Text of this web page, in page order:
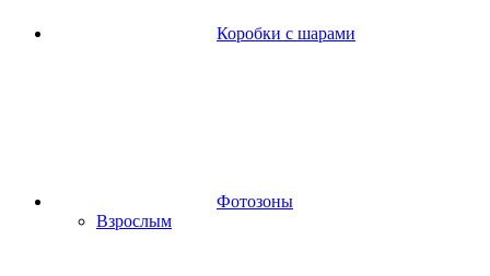
Коробки с шарами
Фотозоны
Взрослым